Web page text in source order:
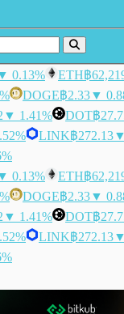
0.13% ETH฿
DOGE฿2.33▼
▼ 1.41% DOT฿
LINK฿272.13
0.13% ETH฿
DOGE฿2.33▼
▼ 1.41% DOT฿
LINK฿272.13